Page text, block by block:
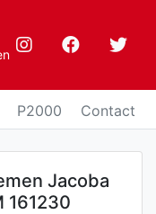
P2000 Contact
Jacoba
161230